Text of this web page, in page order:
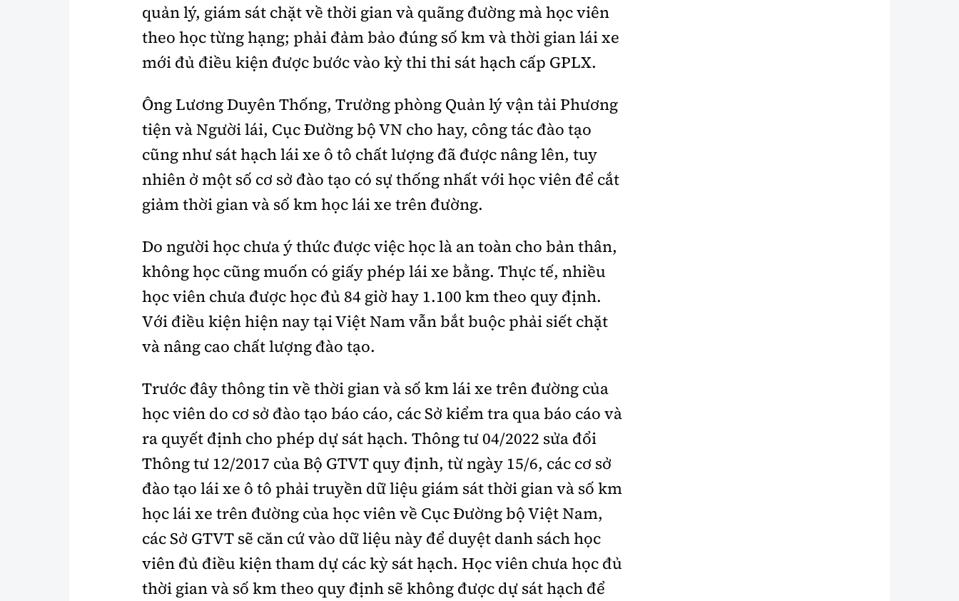
quản lý, giám sát chặt về thời gian và quãng đường mà học viên
theo học từng hạng; phải đảm bảo đúng số km và thời gian lái xe
mới đủ điều kiện được bước vào kỳ thi thi sát hạch cấp GPLX.
Ông Lương Duyên Thống, Trưởng phòng Quản lý vận tải Phương
tiện và Người lái, Cục Đường bộ VN cho hay, công tác đào tạo
cũng như sát hạch lái xe ô tô chất lượng đã được nâng lên, tuy
nhiên ở một số cơ sở đào tạo có sự thống nhất với học viên để cắt
giảm thời gian và số km học lái xe trên đường.
Do người học chưa ý thức được việc học là an toàn cho bản thân,
không học cũng muốn có giấy phép lái xe bằng. Thực tế, nhiều
học viên chưa được học đủ 84 giờ hay 1.100 km theo quy định.
Với điều kiện hiện nay tại Việt Nam vẫn bắt buộc phải siết chặt
và nâng cao chất lượng đào tạo.
Trước đây thông tin về thời gian và số km lái xe trên đường của
học viên do cơ sở đào tạo báo cáo, các Sở kiểm tra qua báo cáo và
ra quyết định cho phép dự sát hạch.Thông tư 04/2022 sửa đổi
Thông tư 12/2017 của Bộ GTVT quy định, từ ngày 15/6, các cơ sở
đào tạo lái xe ô tô phải truyền dữ liệu giám sát thời gian và số km
học lái xe trên đường của học viên về Cục Đường bộ Việt Nam,
các Sở GTVT sẽ căn cứ vào dữ liệu này để duyệt danh sách học
viên đủ điều kiện tham dự các kỳ sát hạch. Học viên chưa học đủ
thời gian và số km theo quy định sẽ không được dự sát hạch để